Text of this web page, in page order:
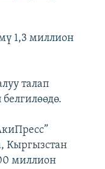
1,3 миллион
талап
белгилөөдө.
Кыргызстан
миллион